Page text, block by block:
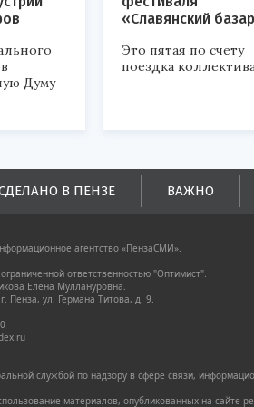
Думу
«Славянский
Это пятая по счету
поездка
В ПЕНЗЕ ВАЖНО
агентство «ПензаСМИ».
ответственностью "Оптимист".
Елена Муллануровна.
Пенза, ул. Германа Титова, д. 9.
службой по надзору в сфере связи,
материалов, опубликованных на сайте